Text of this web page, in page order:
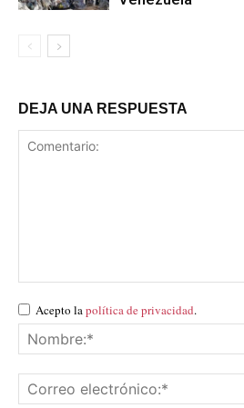
DEJA UNA RESPUESTA
Acepto lapolítica de privacidad.